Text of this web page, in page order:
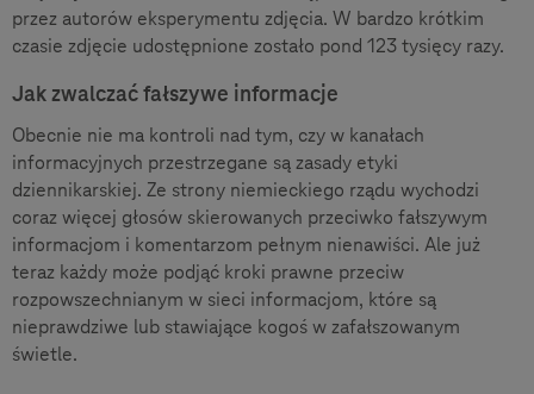
przez autorów eksperymentu zdjęcia. W bardzo krótkim
czasie zdjęcie udostępnione zostało pond 123 tysięcy razy.
Jak zwalczać fałszywe informacje
Obecnie nie ma kontroli nad tym, czy w kanałach
informacyjnych przestrzegane są zasady etyki
dziennikarskiej. Ze strony niemieckiego rządu wychodzi
coraz więcej głosów skierowanych przeciwko fałszywym
informacjom i komentarzom pełnym nienawiści. Ale już
teraz każdy może podjąć kroki prawne przeciw
rozpowszechnianym w sieci informacjom, które są
nieprawdziwe lub stawiające kogoś w zafałszowanym
świetle.